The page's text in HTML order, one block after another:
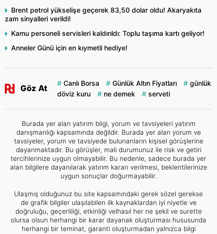
Brent petrol yükselişe geçerek 83,50 dolar oldu! Akaryakıta
zam sinyalleri verildi!
Kamu personeli servisleri kaldırıldı: Toplu taşıma kartı geliyor!
Anneler Günü için en kıymetli hediye!
Göz At
Canlı Borsa Günlük Altın Fiyatları
günlük
döviz kuru
ne demek serveti
Burada yer alan yatırım bilgi, yorum ve tavsiyeleri yatırım
danışmanlığı kapsamında değildir. Burada yer alan yorum ve
tavsiyeler, yorum ve tavsiyede bulunanların kişisel görüşlerine
dayanmaktadır. Bu görüşler, mali durumunuz ile risk ve getiri
tercihlerinize uygun olmayabilir. Bu nedenle, sadece burada yer
alan bilgilere dayanılarak yatırım kararı verilmesi, beklentilerinize
uygun sonuçlar doğurmayabilir.
Ulaşmış olduğunuz bu site kapsamındaki gerek sözel gerekse
de grafik bilgiler ulaşılabilen ilk kaynaklardan iyi niyetle ve
doğruluğu, geçerliliği, etkinliği velhasıl her ne şekil ve surette
olursa olsun herhangi bir karar dayanak oluşturması hususunda
herhangi bir teminat, garanti oluşturmadan yalnızca bilgi